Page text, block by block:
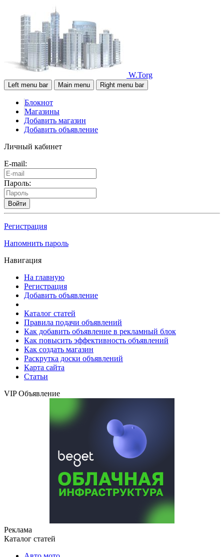
W.Torg
Left menu bar Main menu Right menu bar
Блокнот
Магазины
Добавить магазин
Добавить объявление
Личный кабинет
E-mail:
Пароль:
Войти
Регистрация
Напомнить пароль
Навигация
На главную
Регистрация
Добавить объявление
Каталог статей
Правила подачи объявлений
Как добавить объявление в рекламный блок
Как повысить эффективность объявлений
Как создать магазин
Раскрутка доски объявлений
Карта сайта
Статьи
VIP Объявление
Реклама
Каталог статей